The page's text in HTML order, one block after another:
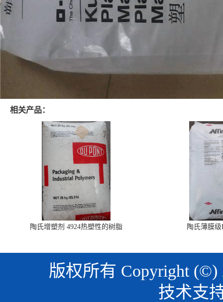
相关产品：
陶氏增塑剂 4924热塑性的树脂 陶氏薄膜级
版权所有 Copyright
技术支